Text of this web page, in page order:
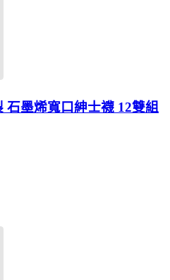
石墨烯寬口紳士襪 12雙組